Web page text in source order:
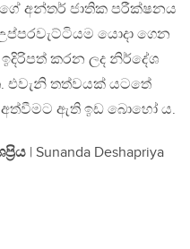
අන්තර් ජාතික පරීක්ෂනය
යොදා ගෙන
කරන ලද නිර්දේශ
එවැනි තත්වයක් යටතේ
ඇති ඉඩ බොහෝ ය.
| Sunanda Deshapriya